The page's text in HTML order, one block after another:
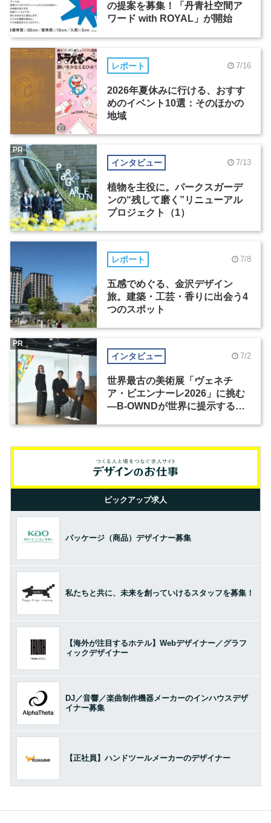
の提案を募集！「丹青社空間ア
ワード with ROYAL」が開始
レポート 7/16
2026年夏休みに行ける、おすす
めのイベント10選：そのほかの
地域
インタビュー 7/13
植物を主役に。パークスガーデ
ンの“残して磨く”リニューアル
プロジェクト（1）
PR
レポート 7/8
五感でめぐる、金沢デザイン
旅。建築・工芸・香りに出会う4
つのスポット
インタビュー 7/2
世界最古の美術展「ヴェネチ
ア・ビエンナーレ2026」に挑む
―B-OWNDが世界に提示する美
PR
ピックアップ求人
パッケージ（商品）デザイナー募集
私たちと共に、未来を創っていけるスタッフを募集！
【海外が注目するホテル】Webデザイナー／グラフ
ィックデザイナー
DJ／音響／楽曲制作機器メーカーのインハウスデザ
イナー募集
【正社員】ハンドツールメーカーのデザイナー